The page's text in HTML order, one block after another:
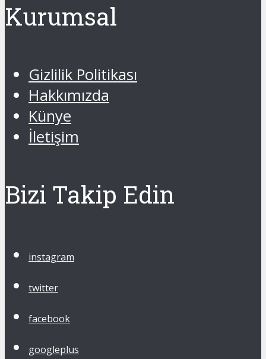
Kurumsal
Gizlilik Politikası
Hakkımızda
Künye
İletişim
Bizi Takip Edin
instagram
twitter
facebook
googleplus